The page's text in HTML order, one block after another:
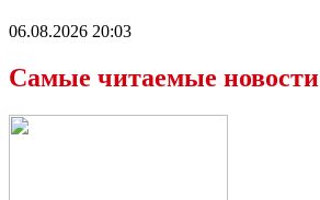
06.08.2026 20:03
Самые читаемые новости